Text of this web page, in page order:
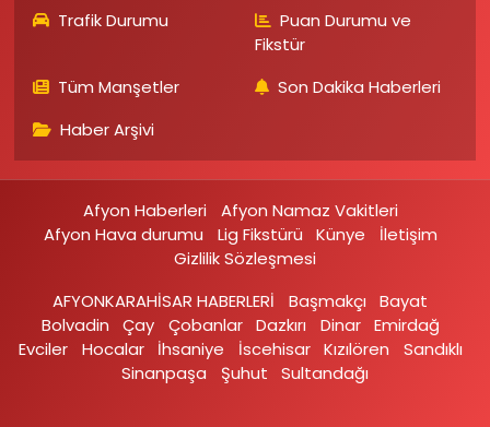
Trafik Durumu
Puan Durumu ve
Fikstür
Tüm Manşetler
Son Dakika Haberleri
Haber Arşivi
Afyon Haberleri
Afyon Namaz Vakitleri
Afyon Hava durumu
Lig Fikstürü Künye
İletişim
Gizlilik Sözleşmesi
AFYONKARAHİSAR HABERLERİ
Başmakçı
Bayat
Bolvadin
Çay Çobanlar Dazkırı Dinar Emirdağ‎
Evciler‎
Hocalar İhsaniye‎ İscehisar Kızılören‎
Sandıklı‎
Sinanpaşa
Şuhut Sultandağı